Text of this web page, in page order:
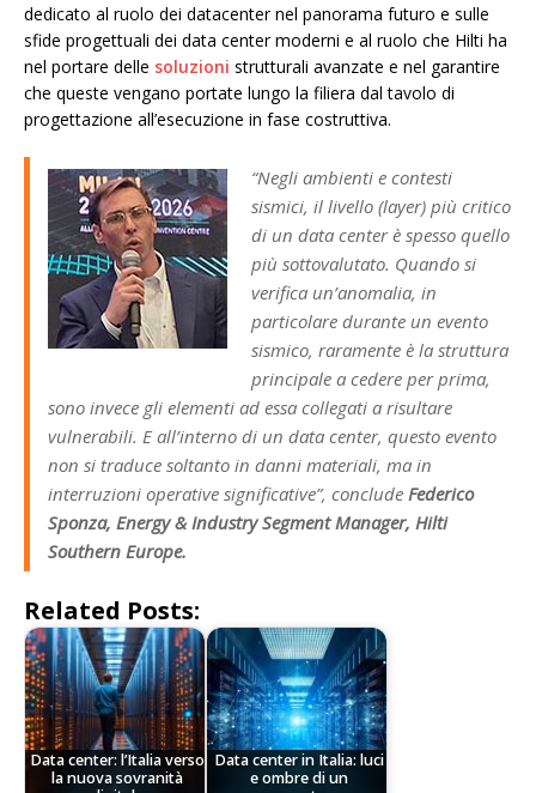
dedicato al ruolo dei datacenter nel panorama futuro e sulle
sfide progettuali dei data center moderni e al ruolo che Hilti ha
nel portare delle soluzioni strutturali avanzate e nel garantire
che queste vengano portate lungo la filiera dal tavolo di
progettazione all’esecuzione in fase costruttiva.
“Negli ambienti e contesti
sismici, il livello (layer) più critico
di un data center è spesso quello
più sottovalutato. Quando si
verifica un’anomalia, in
particolare durante un evento
sismico, raramente è la struttura
principale a cedere per prima,
sono invece gli elementi ad essa collegati a risultare
vulnerabili. E all’interno di un data center, questo evento
non si traduce soltanto in danni materiali, ma in
interruzioni operative significative”, conclude Federico
Sponza, Energy & Industry Segment Manager, Hilti
Southern Europe.
Related Posts:
Data center: l’Italia verso
la nuova sovranità
Data center in Italia: luci
e ombre di un